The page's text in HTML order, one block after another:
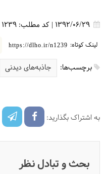
1392/06/29
| کد مطلب: 1239
لینک کوتاه: https://dlho.ir/n1239
برچسب‌ها: جاذبه‌های دیدنی
به اشتراک بگذارید:
بحث و تبادل نظر